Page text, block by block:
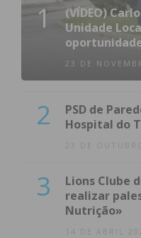
1
(VÍDEO)
Unidade
23 DE
2
PSD de
Hospital do
23 DE
3
Lions Clube
realizar
Nutrição»
14 DE ABRIL